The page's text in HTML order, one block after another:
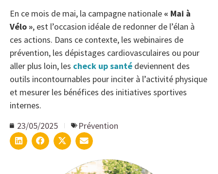
En ce mois de mai, la campagne nationale « Mai à
Vélo », est l’occasion idéale de redonner de l’élan à
ces actions. Dans ce contexte, les webinaires de
prévention, les dépistages cardiovasculaires ou pour
aller plus loin, les check up santé deviennent des
outils incontournables pour inciter à l’activité physique
et mesurer les bénéfices des initiatives sportives
internes.
23/05/2025
Prévention